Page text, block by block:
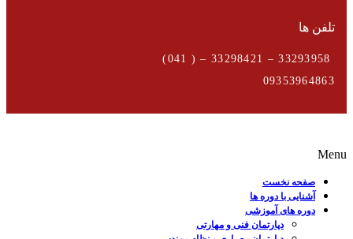
تلفن ها
09353964863
Menu
صفحه نخست
آشنایی با دوره ها
دوره های آموزشی
دپارتمان فنی و مهارتی